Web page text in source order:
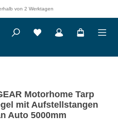
von 2 Werktagen
Werkzeugleiste anzeigenDu hast 0 Produkte auf
Motorhome Tarp
mit Aufstellstangen
Auto 5000mm